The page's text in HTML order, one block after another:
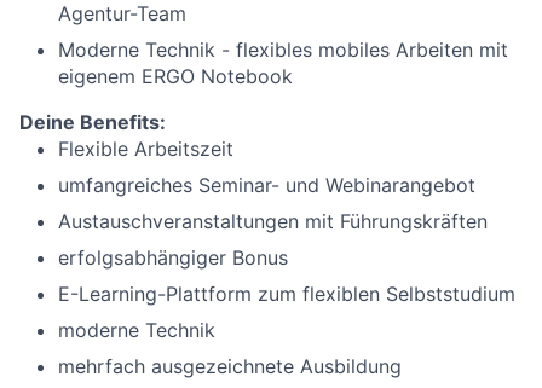
Agentur-Team
Moderne Technik - flexibles mobiles Arbeiten mit
eigenem ERGO Notebook
Deine Benefits:
Flexible Arbeitszeit
umfangreiches Seminar- und Webinarangebot
Austauschveranstaltungen mit Führungskräften
erfolgsabhängiger Bonus
E-Learning-Plattform zum flexiblen Selbststudium
moderne Technik
mehrfach ausgezeichnete Ausbildung